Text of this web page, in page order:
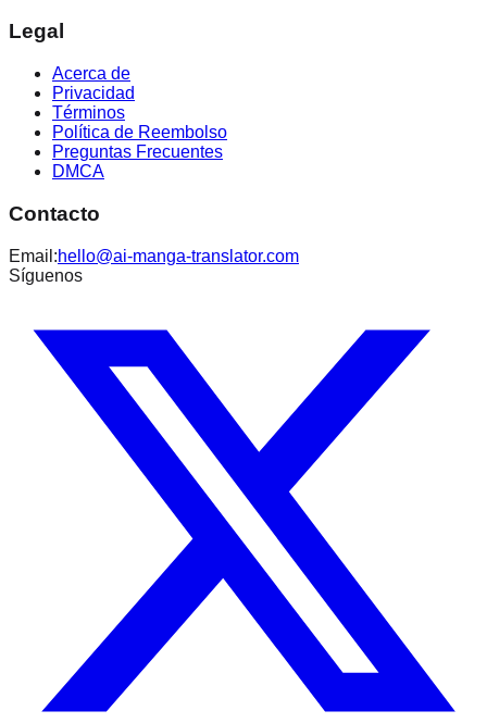
Legal
Acerca de
Privacidad
Términos
Política de Reembolso
Preguntas Frecuentes
DMCA
Contacto
Email:hello@ai-manga-translator.com
Síguenos